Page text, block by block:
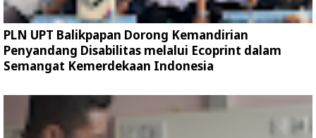
PLN UPT Balikpapan Dorong Kemandirian
Penyandang Disabilitas melalui Ecoprint dalam
Semangat Kemerdekaan Indonesia